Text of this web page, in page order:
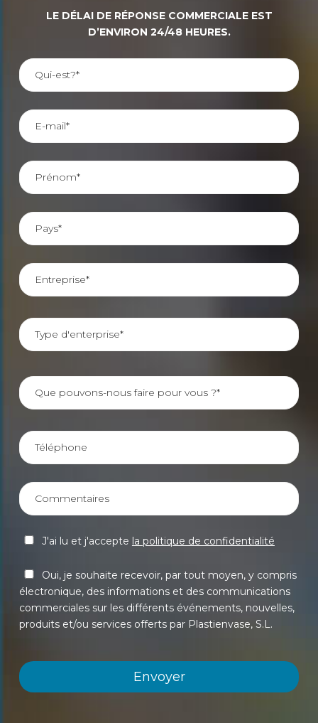
LE DÉLAI DE RÉPONSE COMMERCIALE EST
D’ENVIRON 24/48 HEURES.
J'ai lu et j'accepte la politique de confidentialité
Oui, je souhaite recevoir, par tout moyen, y compris
électronique, des informations et des communications
commerciales sur les différents événements, nouvelles,
produits et/ou services offerts par Plastienvase, S.L.